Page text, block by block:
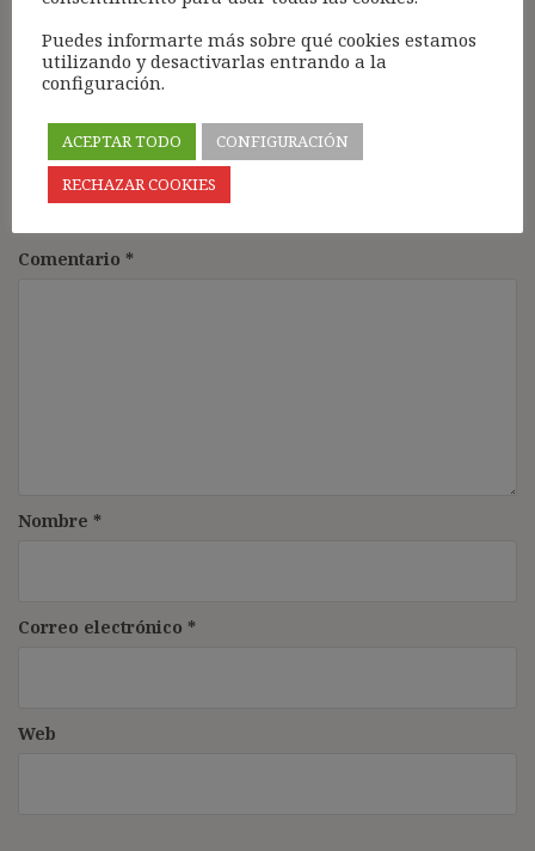
Deja una respuesta
Tu dirección de correo electrónico no será publicada.
Comentario *
Nombre *
Correo electrónico *
Web
Puedes informarte más sobre qué cookies estamos
utilizando y desactivarlas entrando a la
configuración.
ACEPTAR TODO
CONFIGURACIÓN
RECHAZAR COOKIES